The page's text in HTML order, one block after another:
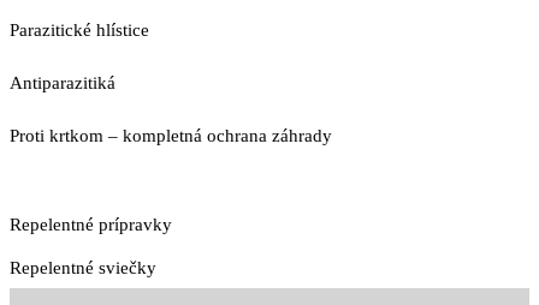
Parazitické hlístice
Antiparazitiká
Proti krtkom – kompletná ochrana záhrady
Repelentné prípravky
Repelentné sviečky